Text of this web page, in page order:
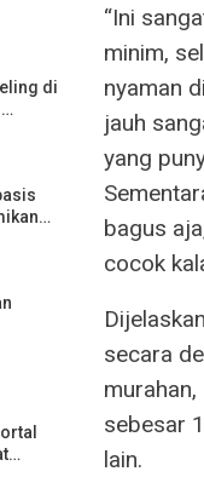
di
“Ini
minim,
nyaman
jauh
yang
bagus
cocok
secara
sebesar
lain.